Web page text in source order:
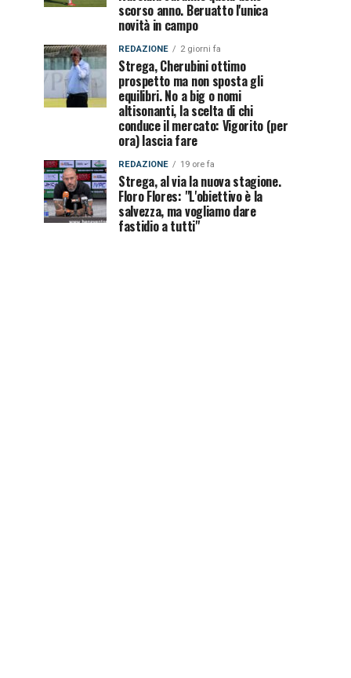
scorso anno. Beruatto l'unica
novità in campo
REDAZIONE 2 giorni fa
Strega, Cherubini ottimo
prospetto ma non sposta gli
equilibri. No a big o nomi
altisonanti, la scelta di chi
conduce il mercato: Vigorito (per
ora) lascia fare
REDAZIONE 19 ore fa
Strega, al via la nuova stagione.
Floro Flores: "L'obiettivo è la
salvezza, ma vogliamo dare
fastidio a tutti"